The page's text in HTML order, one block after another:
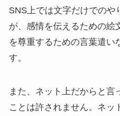
SNS上では文字だけでのや
が、感情を伝えるための絵
を尊重するための言葉遣い
す。
また、ネット上だからと言
ことは許されません。ネッ